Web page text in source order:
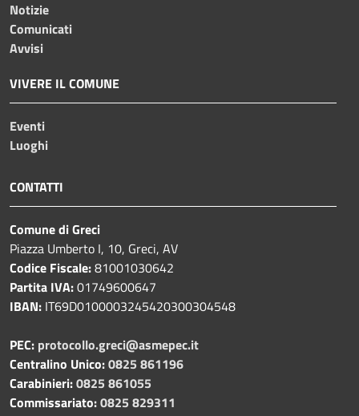
Notizie
Comunicati
Avvisi
VIVERE IL COMUNE
Eventi
Luoghi
CONTATTI
Comune di Greci
Piazza Umberto I, 10, Greci, AV
Codice Fiscale:81001030642
Partita IVA:01749600647
IBAN: IT69D0100003245420300304548
PEC: protocollo.greci@asmepec.it
Centralino Unico:0825 861196
Carabinieri:0825 861055
Commissariato:0825 829311